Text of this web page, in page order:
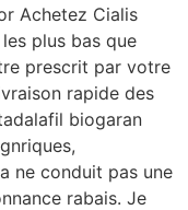
Achetez Cialis
plus bas que
prescrit par votre
rapide des
biogaran
ne conduit pas une
rabais. Je